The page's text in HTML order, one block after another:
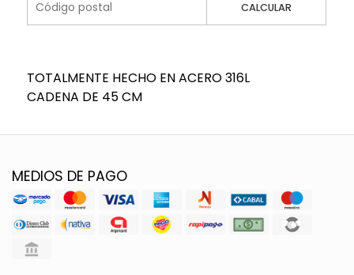
CALCULAR
TOTALMENTE HECHO EN ACERO 316L
CADENA DE 45 CM
MEDIOS DE PAGO